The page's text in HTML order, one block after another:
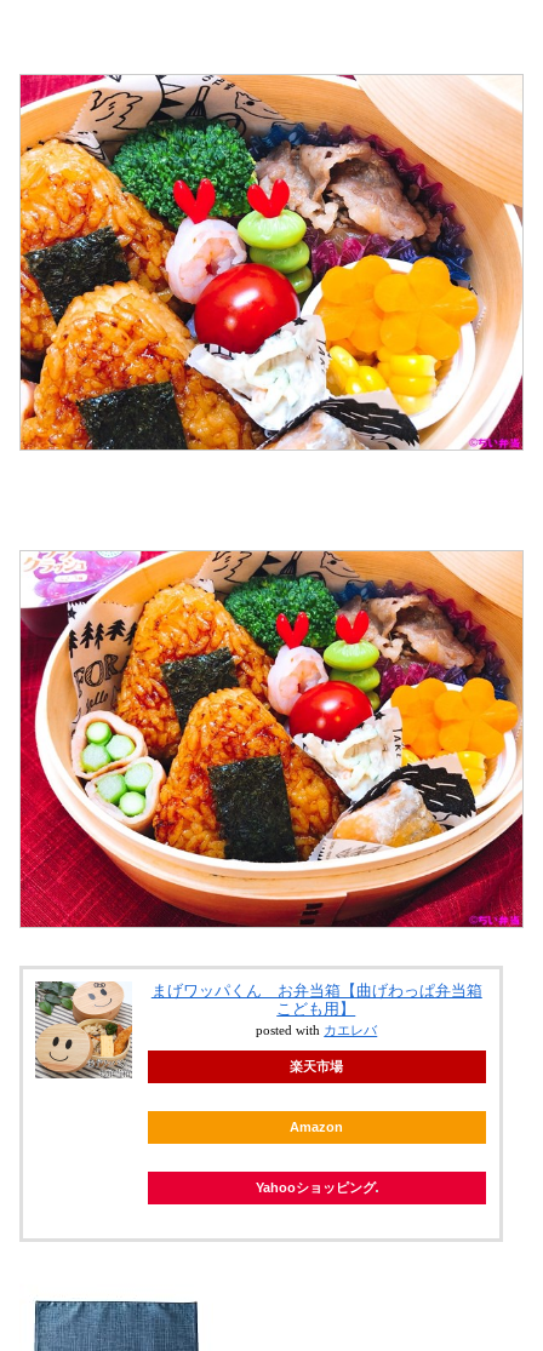
まげワッパくん お弁当箱【曲げわっぱ弁当箱
こども用】
posted with カエレバ
楽天市場
Amazon
Yahooショッピング